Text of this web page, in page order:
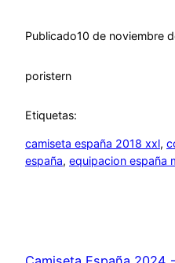
Publicado10 de noviembre
poristern
Etiquetas:
camiseta españa 2018 xxl,
españa, equipacion españa